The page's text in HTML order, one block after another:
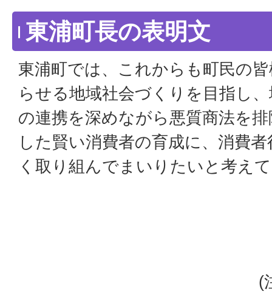
東浦町長の表明文
東浦町では、これからも町民の
らせる地域社会づくりを目指し
の連携を深めながら悪質商法を
した賢い消費者の育成に、消費
く取り組んでまいりたいと考え
(